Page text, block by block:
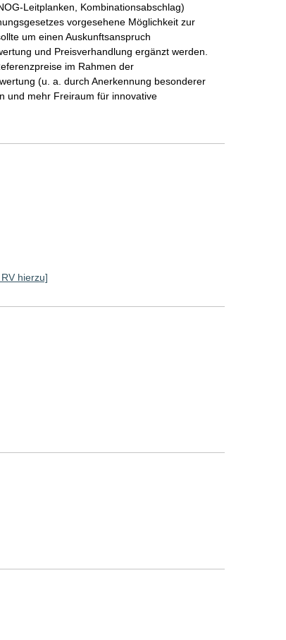
Leitplanken, Kombinationsabschlag)
vorgesehene Möglichkeit zur
um einen Auskunftsanspruch
und Preisverhandlung ergänzt werden.
im Rahmen der
(u. a. durch Anerkennung besonderer
und mehr Freiraum für innovative
hierzu]